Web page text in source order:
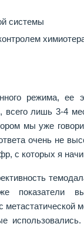
системы
режима, ее
всего лишь 3-4
мы уже
очень не
с которых я
показатели
метастатической